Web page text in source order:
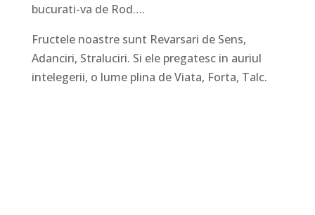
bucurati-va de Rod….
Fructele noastre sunt Revarsari de Sens,
Adanciri, Straluciri. Si ele pregatesc in auriul
intelegerii, o lume plina de Viata, Forta, Talc.